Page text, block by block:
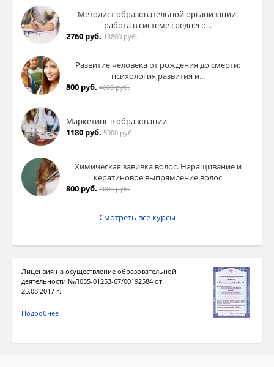
Методист образовательной организации:
работа в системе среднего...
2760 руб. 13800 руб.
Развитие человека от рождения до смерти:
психология развития и...
800 руб. 4000 руб.
Маркетинг в образовании
1180 руб. 5900 руб.
Химическая завивка волос. Наращивание и
кератиновое выпрямление волос
800 руб. 4000 руб.
Смотреть все курсы
Лицензия на осуществление образовательной
деятельности №Л035-01253-67/00192584 от
25.08.2017 г.
Подробнее